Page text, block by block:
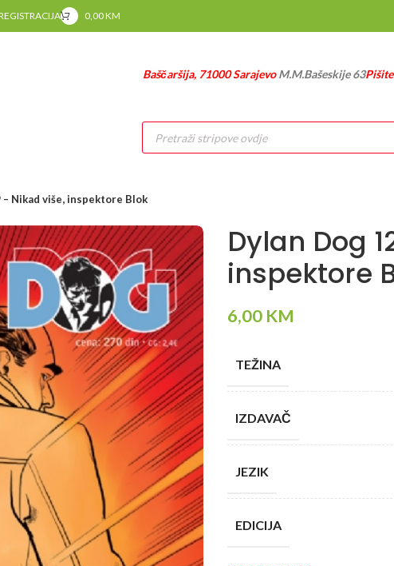
0,00KM
Baščaršija, 71000 SarajevoM.M.Bašeskije 63
Products
search
– Nikad više, inspektore Blok
Dylan Dog
inspektore
6,00 KM
TEŽINA
IZDAVAČ
JEZIK
EDICIJA